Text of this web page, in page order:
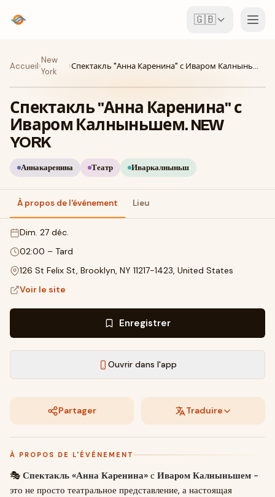
🇬🇧
Événements
Carte
Lieux
Accueil›
New
York
› Спектакль "Анна Каренина" с Иваром Калныньшем. NEW YORK
Спектакль "Анна Каренина" с
Иваром Калныньшем. NEW
YORK
Аннакаренина Театр Иваркалныньш
À propos de l'événement Lieu
dim. 27 déc.
02:00 – Tard
126 St Felix St, Brooklyn, NY 11217-1423, United States
Voir le site
Enregistrer
Ouvrir dans l'app
Partager Traduire
À PROPOS DE L'ÉVÉNEMENT
🎭 Спектакль «Анна Каренина» с Иваром Калныньшем -
это не просто театральное представление, а настоящая